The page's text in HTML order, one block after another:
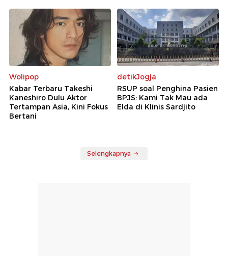
Wolipop
Kabar Terbaru Takeshi
Kaneshiro Dulu Aktor
Tertampan Asia, Kini Fokus
Bertani
detikJogja
RSUP soal Penghina Pasien
BPJS: Kami Tak Mau ada
Elda di Klinis Sardjito
Selengkapnya